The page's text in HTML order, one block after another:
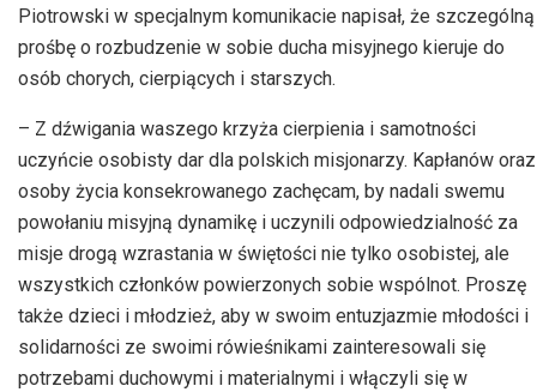
Piotrowski w specjalnym komunikacie napisał, że szczególną
prośbę o rozbudzenie w sobie ducha misyjnego kieruje do
osób chorych, cierpiących i starszych.
– Z dźwigania waszego krzyża cierpienia i samotności
uczyńcie osobisty dar dla polskich misjonarzy. Kapłanów oraz
osoby życia konsekrowanego zachęcam, by nadali swemu
powołaniu misyjną dynamikę i uczynili odpowiedzialność za
misje drogą wzrastania w świętości nie tylko osobistej, ale
wszystkich członków powierzonych sobie wspólnot. Proszę
także dzieci i młodzież, aby w swoim entuzjazmie młodości i
solidarności ze swoimi rówieśnikami zainteresowali się
potrzebami duchowymi i materialnymi i włączyli się w